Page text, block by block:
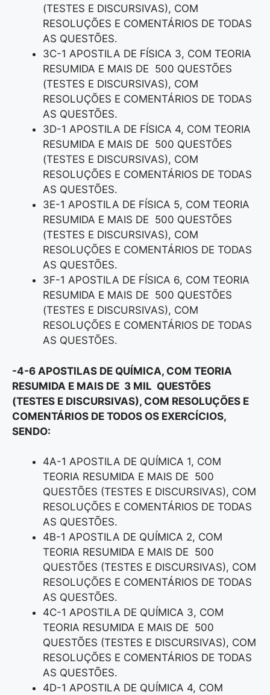
(TESTES E DISCURSIVAS), COM
RESOLUÇÕES E COMENTÁRIOS DE TODAS
AS QUESTÕES.
3C-1 APOSTILA DE FÍSICA 3, COM TEORIA
RESUMIDA E MAIS DE 500 QUESTÕES
(TESTES E DISCURSIVAS), COM
RESOLUÇÕES E COMENTÁRIOS DE TODAS
AS QUESTÕES.
3D-1 APOSTILA DE FÍSICA 4, COM TEORIA
RESUMIDA E MAIS DE 500 QUESTÕES
(TESTES E DISCURSIVAS), COM
RESOLUÇÕES E COMENTÁRIOS DE TODAS
AS QUESTÕES.
3E-1 APOSTILA DE FÍSICA 5, COM TEORIA
RESUMIDA E MAIS DE 500 QUESTÕES
(TESTES E DISCURSIVAS), COM
RESOLUÇÕES E COMENTÁRIOS DE TODAS
AS QUESTÕES.
3F-1 APOSTILA DE FÍSICA 6, COM TEORIA
RESUMIDA E MAIS DE 500 QUESTÕES
(TESTES E DISCURSIVAS), COM
RESOLUÇÕES E COMENTÁRIOS DE TODAS
AS QUESTÕES.
-4-6 APOSTILAS DE QUÍMICA, COM TEORIA
RESUMIDA E MAIS DE 3 MIL QUESTÕES
(TESTES E DISCURSIVAS), COM RESOLUÇÕES E
COMENTÁRIOS DE TODOS OS EXERCÍCIOS,
SENDO:
4A-1 APOSTILA DE QUÍMICA 1, COM
TEORIA RESUMIDA E MAIS DE 500
QUESTÕES (TESTES E DISCURSIVAS), COM
RESOLUÇÕES E COMENTÁRIOS DE TODAS
AS QUESTÕES.
4B-1 APOSTILA DE QUÍMICA 2, COM
TEORIA RESUMIDA E MAIS DE 500
QUESTÕES (TESTES E DISCURSIVAS), COM
RESOLUÇÕES E COMENTÁRIOS DE TODAS
AS QUESTÕES.
4C-1 APOSTILA DE QUÍMICA 3, COM
TEORIA RESUMIDA E MAIS DE 500
QUESTÕES (TESTES E DISCURSIVAS), COM
RESOLUÇÕES E COMENTÁRIOS DE TODAS
AS QUESTÕES.
4D-1 APOSTILA DE QUÍMICA 4, COM